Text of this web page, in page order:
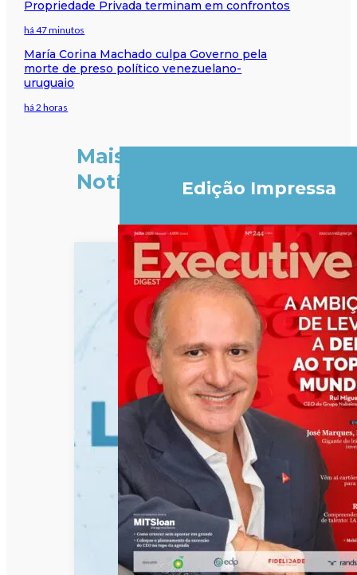
Propriedade Privada terminam em confrontos
há 47 minutos
María Corina Machado culpa Governo pela
morte de preso político venezuelano-
uruguaio
há 2 horas
Mais
Notícias
Edição Impressa